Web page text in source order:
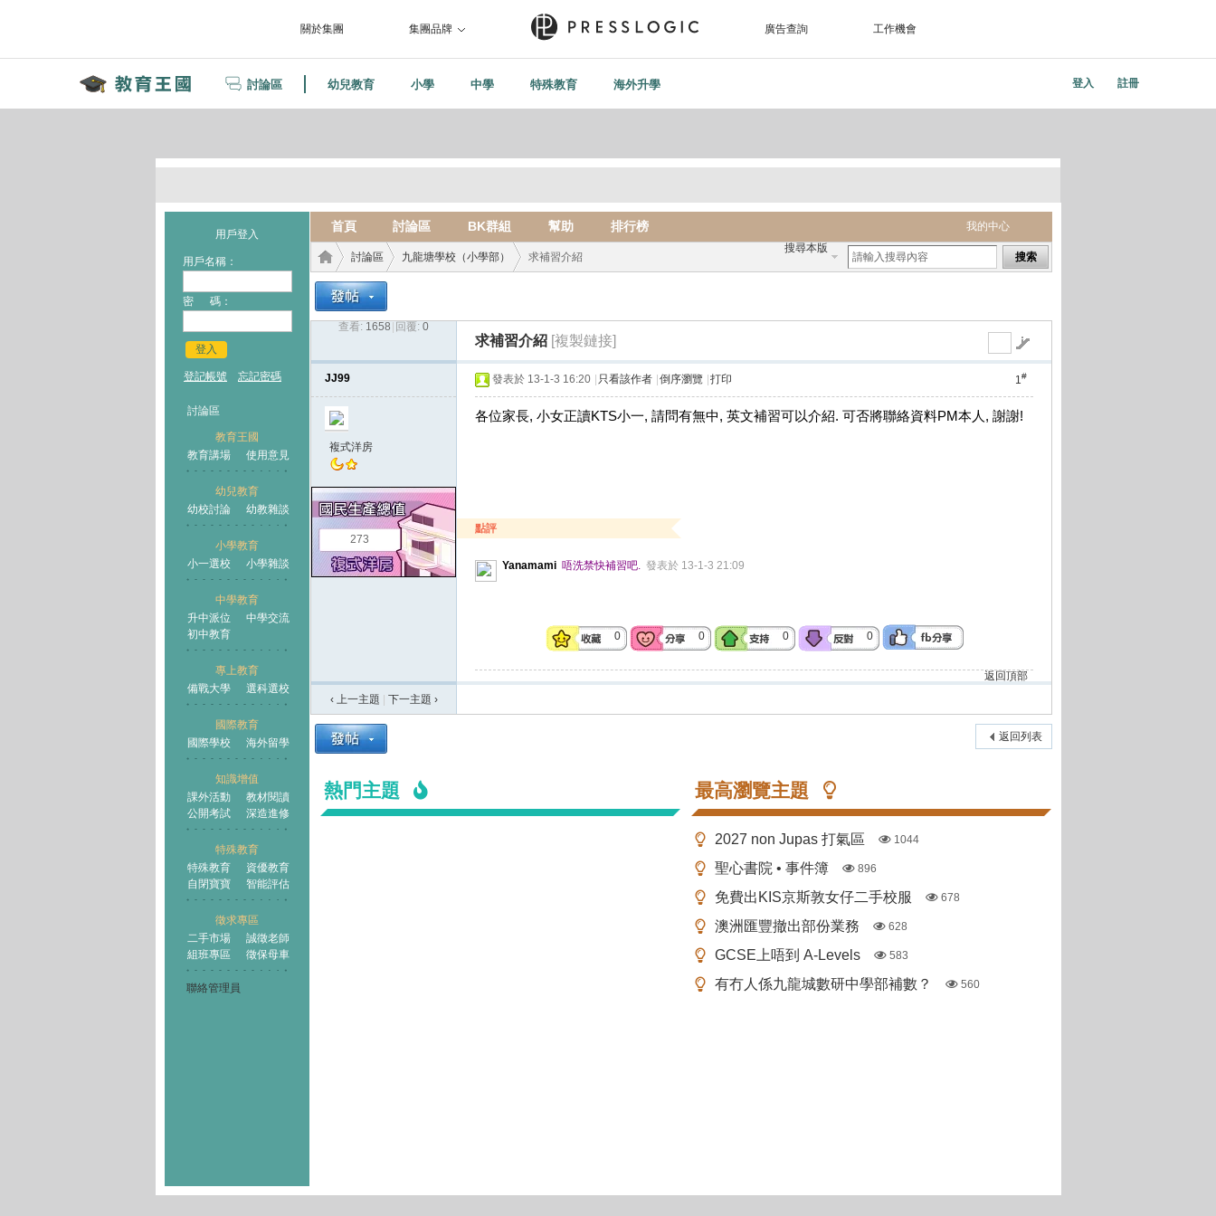
關於集團 集團品牌 廣告查詢 工作機會
討論區 幼兒教育 小學 中學 特殊教育 海外升學 登入 註冊
用戶登入
用戶名稱：
密 碼：
登入
登記帳號 忘記密碼
討論區
教育王國
教育講場
使用意見
幼兒教育
幼校討論
幼教雜談
小學教育
小一選校
小學雜談
中學教育
升中派位
中學交流
初中教育
專上教育
備戰大學
選科選校
國際教育
國際學校
海外留學
知識增值
課外活動
教材閱讀
公開考試
深造進修
特殊教育
特殊教育
資優教育
自閉寶寶
智能評估
徵求專區
二手市場
誠徵老師
組班專區
徵保母車
聯絡管理員
我的中心
首頁 討論區 BK群組 幫助 排行榜
搜尋本版
搜索
王國
討論區
›
九龍塘學校（小學部）
›
求補習介紹
查看: 1658 回覆: 0
求補習介紹 [複製鏈接]
JJ99
複式洋房
273
1#
發表於 13-1-3 16:20 只看該作者 倒序瀏覽 打印
各位家長, 小女正讀KTS小一, 請問有無中, 英文補習可以介紹. 可否將聯絡資料PM本人, 謝謝!
點評
Yanamami 唔洗禁快補習吧. 發表於 13-1-3 21:09
0 0 0 0
返回頂部
‹ 上一主題
下一主題 ›
返回列表
熱門主題 最高瀏覽主題
2027 non Jupas 打氣區 1044
聖心書院 • 事件簿 896
免費出KIS京斯敦女仔二手校服 678
澳洲匯豐撤出部份業務 628
GCSE上唔到 A-Levels 583
有冇人係九龍城數研中學部補數？ 560